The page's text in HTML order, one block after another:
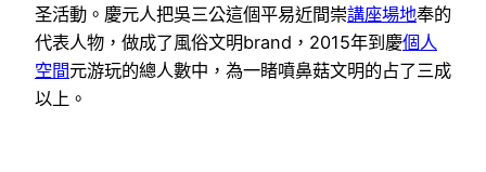
圣活動。慶元人把吳三公這個平易近間崇講座場地奉的
代表人物，做成了風俗文明brand，2015年到慶個人
空間元游玩的總人數中，為一睹噴鼻菇文明的占了三成
以上。